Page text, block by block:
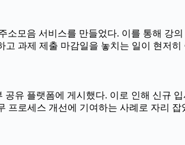
모음 서비스를 만들었다. 이를 통해 강
과제 제출 마감일을 놓치는 일이 현저히
유 플랫폼에 게시했다. 이로 인해 신규
프로세스 개선에 기여하는 사례로 자리 잡